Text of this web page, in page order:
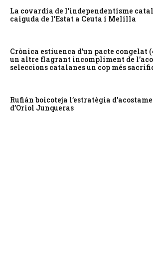
La covardia de l’independentisme
caiguda de l’Estat a Ceuta i Melilla
Crònica estiuenca d’un pacte congelat
un altre flagrant incompliment de
seleccions catalanes un cop més
Rufián boicoteja l’estratègia
d’Oriol Junqueras